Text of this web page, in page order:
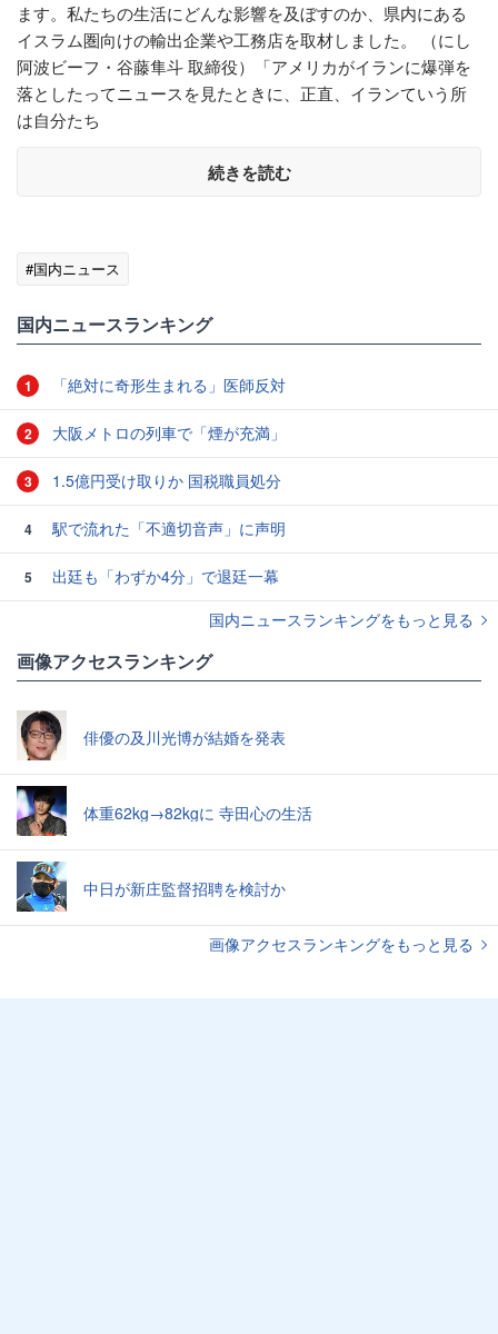
ます。私たちの生活にどんな影響を及ぼすのか、県内にある
イスラム圏向けの輸出企業や工務店を取材しました。 （にし
阿波ビーフ・谷藤隼斗 取締役）「アメリカがイランに爆弾を
落としたってニュースを見たときに、正直、イランていう所
は自分たち
続きを読む
#国内ニュース
国内ニュースランキング
1 「絶対に奇形生まれる」医師反対
2 大阪メトロの列車で「煙が充満」
3 1.5億円受け取りか 国税職員処分
4 駅で流れた「不適切音声」に声明
5
出廷も「わずか4分」で退廷一幕
国内ニュースランキングをもっと見る
画像アクセスランキング
俳優の及川光博が結婚を発表
体重62kg→82kgに 寺田心の生活
中日が新庄監督招聘を検討か
画像アクセスランキングをもっと見る